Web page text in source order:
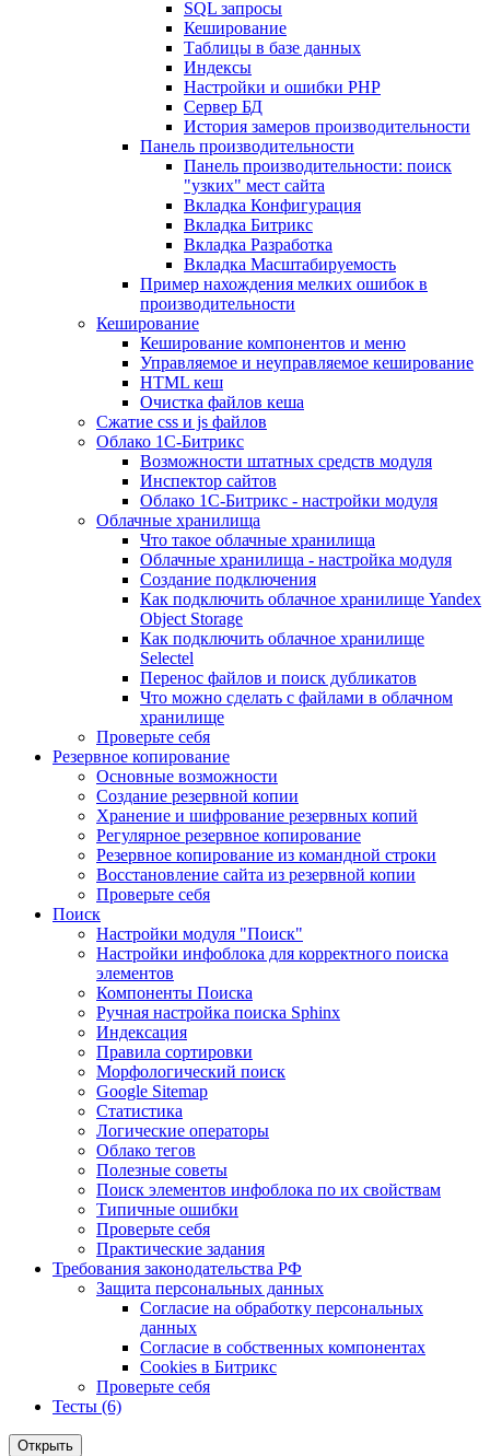
SQL запросы
Кеширование
Таблицы в базе данных
Индексы
Настройки и ошибки PHP
Сервер БД
История замеров производительности
Панель производительности
Панель производительности: поиск
"узких" мест сайта
Вкладка Конфигурация
Вкладка Битрикс
Вкладка Разработка
Вкладка Масштабируемость
Пример нахождения мелких ошибок в
производительности
Кеширование
Кеширование компонентов и меню
Управляемое и неуправляемое кеширование
HTML кеш
Очистка файлов кеша
Сжатие css и js файлов
Облако 1С-Битрикс
Возможности штатных средств модуля
Инспектор сайтов
Облако 1С-Битрикс - настройки модуля
Облачные хранилища
Что такое облачные хранилища
Облачные хранилища - настройка модуля
Создание подключения
Как подключить облачное хранилище Yandex
Object Storage
Как подключить облачное хранилище
Selectel
Перенос файлов и поиск дубликатов
Что можно сделать с файлами в облачном
хранилище
Проверьте себя
Резервное копирование
Основные возможности
Создание резервной копии
Хранение и шифрование резервных копий
Регулярное резервное копирование
Резервное копирование из командной строки
Восстановление сайта из резервной копии
Проверьте себя
Поиск
Настройки модуля "Поиск"
Настройки инфоблока для корректного поиска
элементов
Компоненты Поиска
Ручная настройка поиска Sphinx
Индексация
Правила сортировки
Морфологический поиск
Google Sitemap
Статистика
Логические операторы
Облако тегов
Полезные советы
Поиск элементов инфоблока по их свойствам
Типичные ошибки
Проверьте себя
Практические задания
Требования законодательства РФ
Защита персональных данных
Согласие на обработку персональных
данных
Согласие в собственных компонентах
Cookies в Битрикс
Проверьте себя
Тесты (6)
Открыть